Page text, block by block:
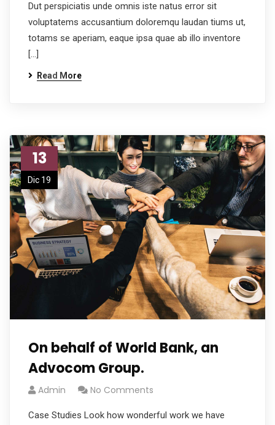
Dut perspiciatis unde omnis iste natus error sit
voluptatems accusantium doloremqu laudan tiums ut,
totams se aperiam, eaque ipsa quae ab illo inventore
[…]
Read More
13
Dic 19
On behalf of World Bank, an
Advocom Group.
Admin No Comments
Case Studies Look how wonderful work we have